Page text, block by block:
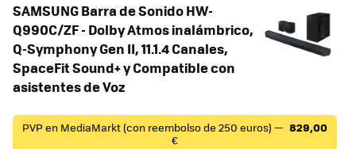
SAMSUNG Barra de Sonido HW-
Q990C/ZF - Dolby Atmos inalámbrico,
Q-Symphony Gen II, 11.1.4 Canales,
SpaceFit Sound+ y Compatible con
asistentes de Voz
PVP en MediaMarkt (con reembolso de 250 euros) — 829,00
€